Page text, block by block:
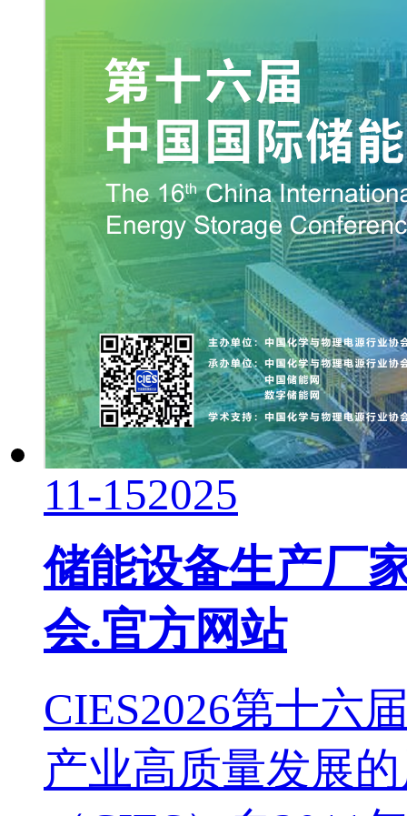
11-152025
储能设备生产厂
会.官方网站
CIES2026第十六
产业高质量发展